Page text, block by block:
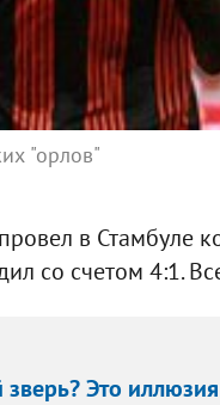
"орлов"
в Стамбуле
со счетом 4:1.
Это иллюзия